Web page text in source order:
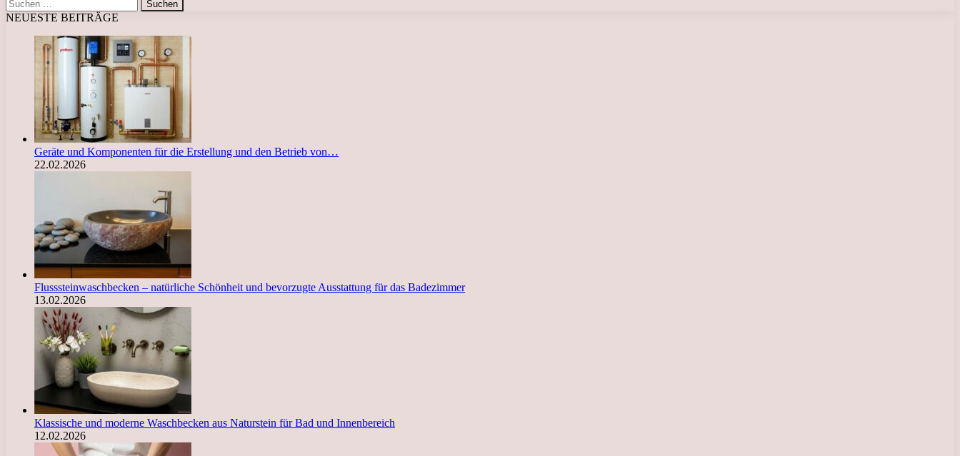
nach:
NEUESTE BEITRÄGE
Geräte und Komponenten für die Erstellung und den Betrieb von…
22.02.2026
Flusssteinwaschbecken – natürliche Schönheit und bevorzugte Ausstattung für das Badezimmer
13.02.2026
Klassische und moderne Waschbecken aus Naturstein für Bad und Innenbereich
12.02.2026